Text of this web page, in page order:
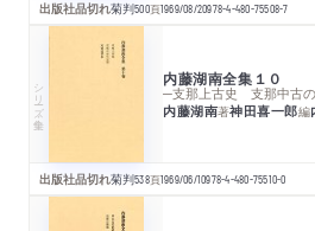
出版社品切れ菊判500頁1969/08/20978-4-480-75508-7
シリーズ・全集 内藤湖南全集１０
─支那上古史 支那中古
内藤湖南著神田喜一郎編
出版社品切れ菊判538頁1969/06/10978-4-480-75510-0